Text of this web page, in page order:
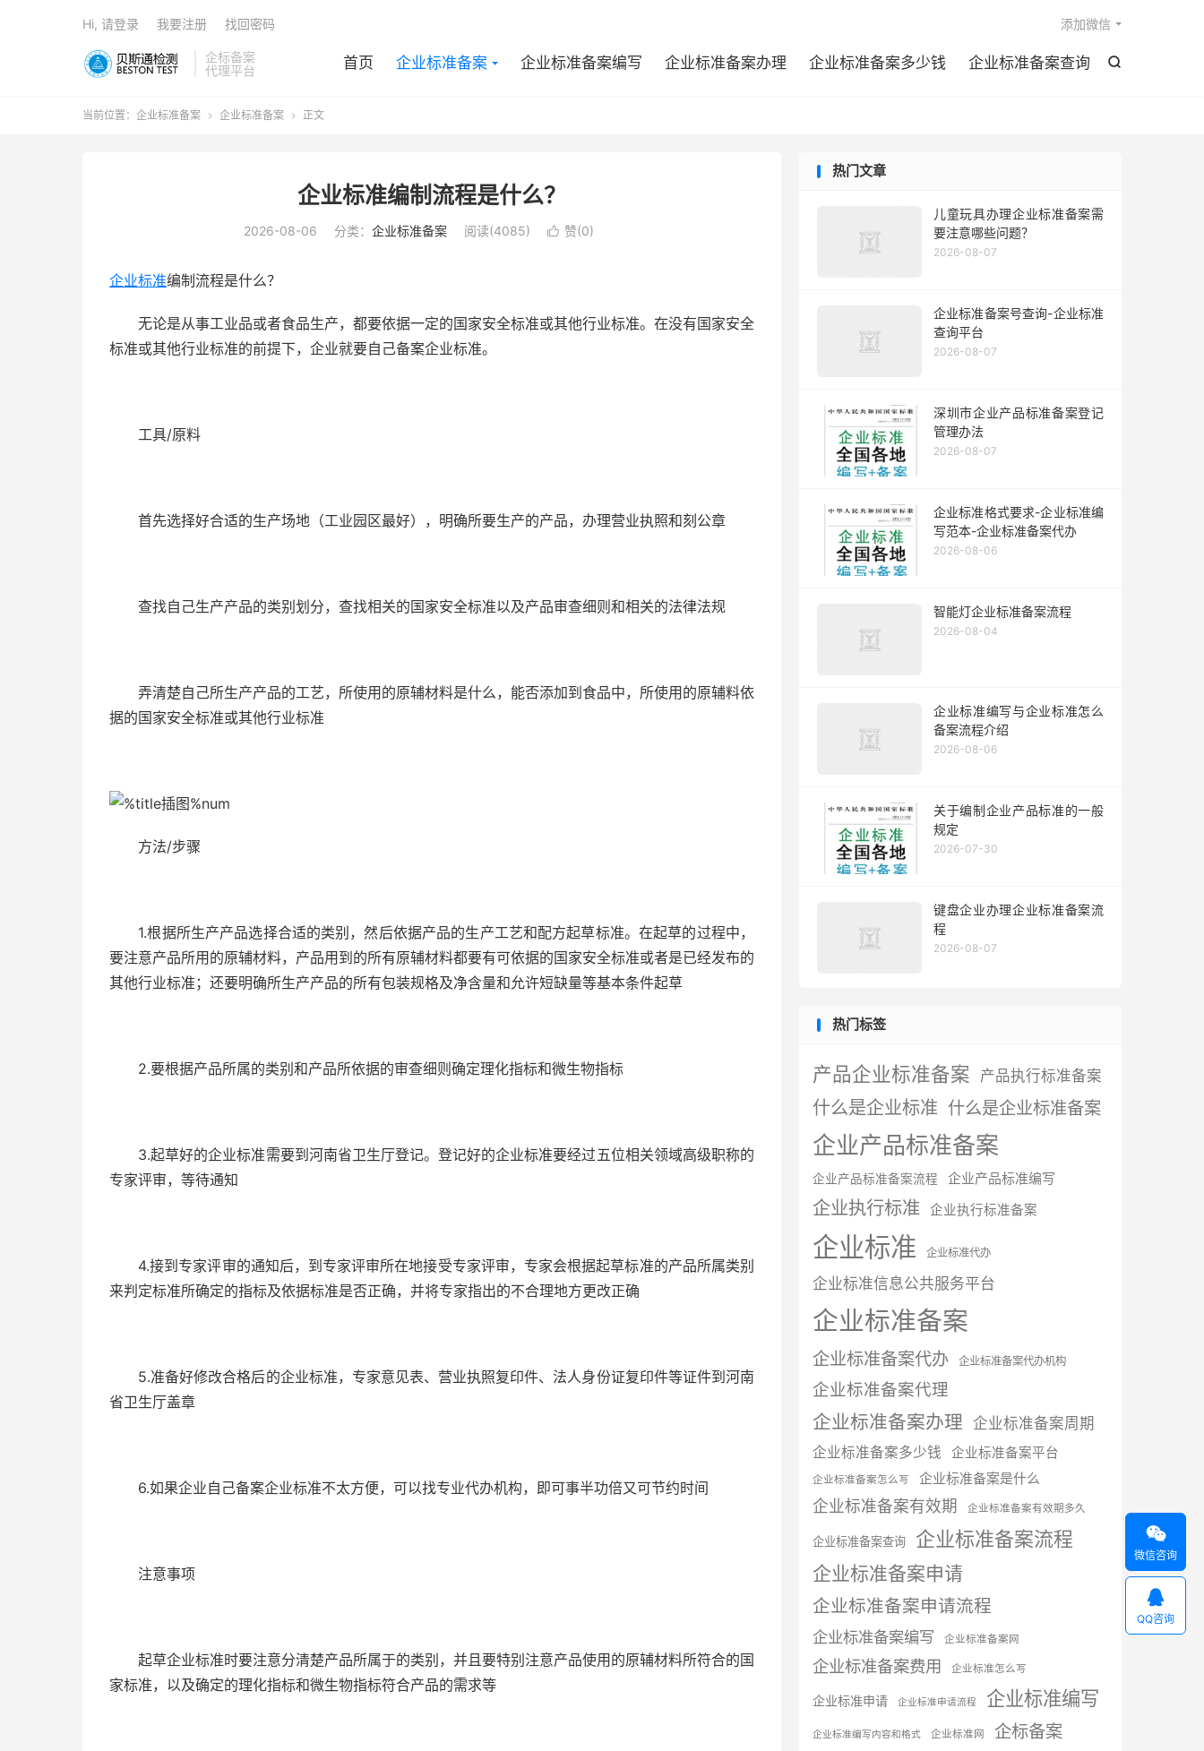
企标备案
代理平台

首页 企业标准备案 企业标准备案编写 企业标准备案办理 企业标准备案多少钱 企业标准备案查询
添加微信
Hi, 请登录 我要注册 找回密码
当前位置： 企业标准备案  企业标准备案  正文
企业标准编制流程是什么？
2026-08-06 分类： 企业标准备案 阅读(4085)  赞(0)
企业标准编制流程是什么？
无论是从事工业品或者食品生产，都要依据一定的国家安全标准或其他行业标准。在没有国家安全
标准或其他行业标准的前提下，企业就要自己备案企业标准。
工具/原料
首先选择好合适的生产场地（工业园区最好），明确所要生产的产品，办理营业执照和刻公章
查找自己生产产品的类别划分，查找相关的国家安全标准以及产品审查细则和相关的法律法规
弄清楚自己所生产产品的工艺，所使用的原辅材料是什么，能否添加到食品中，所使用的原辅料依
据的国家安全标准或其他行业标准
方法/步骤
1.根据所生产产品选择合适的类别，然后依据产品的生产工艺和配方起草标准。在起草的过程中，
要注意产品所用的原辅材料，产品用到的所有原辅材料都要有可依据的国家安全标准或者是已经发布的
其他行业标准；还要明确所生产产品的所有包装规格及净含量和允许短缺量等基本条件起草
2.要根据产品所属的类别和产品所依据的审查细则确定理化指标和微生物指标
3.起草好的企业标准需要到河南省卫生厅登记。登记好的企业标准要经过五位相关领域高级职称的
专家评审，等待通知
4.接到专家评审的通知后，到专家评审所在地接受专家评审，专家会根据起草标准的产品所属类别
来判定标准所确定的指标及依据标准是否正确，并将专家指出的不合理地方更改正确
5.准备好修改合格后的企业标准，专家意见表、营业执照复印件、法人身份证复印件等证件到河南
省卫生厅盖章
6.如果企业自己备案企业标准不太方便，可以找专业代办机构，即可事半功倍又可节约时间
注意事项
起草企业标准时要注意分清楚产品所属于的类别，并且要特别注意产品使用的原辅材料所符合的国
家标准，以及确定的理化指标和微生物指标符合产品的需求等
热门文章
儿童玩具办理企业标准备案需
要注意哪些问题？
2026-08-07
企业标准备案号查询-企业标准
查询平台
2026-08-07
深圳市企业产品标准备案登记
管理办法
2026-08-07
企业标准格式要求-企业标准编
写范本-企业标准备案代办
2026-08-06
智能灯企业标准备案流程
2026-08-04
企业标准编写与企业标准怎么
备案流程介绍
2026-08-06
关于编制企业产品标准的一般
规定
2026-07-30
键盘企业办理企业标准备案流
程
2026-08-07
热门标签
产品企业标准备案 产品执行标准备案
什么是企业标准 什么是企业标准备案
企业产品标准备案
企业产品标准备案流程 企业产品标准编写
企业执行标准 企业执行标准备案
企业标准 企业标准代办
企业标准信息公共服务平台
企业标准备案
企业标准备案代办 企业标准备案代办机构
企业标准备案代理
企业标准备案办理 企业标准备案周期
企业标准备案多少钱 企业标准备案平台
企业标准备案怎么写 企业标准备案是什么
企业标准备案有效期 企业标准备案有效期多久
企业标准备案查询 企业标准备案流程
企业标准备案申请
企业标准备案申请流程
企业标准备案编写 企业标准备案网
企业标准备案费用 企业标准怎么写
企业标准申请 企业标准申请流程 企业标准编写
企业标准编写内容和格式 企业标准网 企标备案

微信咨询

QQ咨询